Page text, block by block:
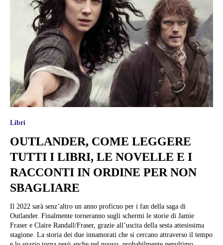
Libri
OUTLANDER, COME LEGGERE
TUTTI I LIBRI, LE NOVELLE E I
RACCONTI IN ORDINE PER NON
SBAGLIARE
Il 2022 sarà senz’altro un anno proficuo per i fan della saga di
Outlander. Finalmente torneranno sugli schermi le storie di Jamie
Fraser e Claire Randall/Fraser, grazie all’uscita della sesta attesissima
stagione. La storia dei due innamorati che si cercano attraverso il tempo